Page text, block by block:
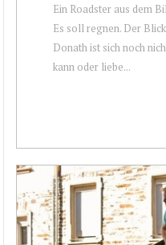
Ein Roadster aus dem
Es soll regnen. Der
Donath ist sich noch
kann oder liebe...